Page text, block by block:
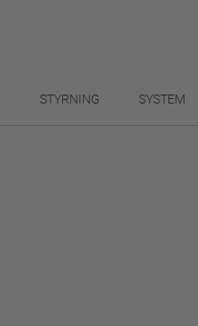
STYRNING SYSTEM